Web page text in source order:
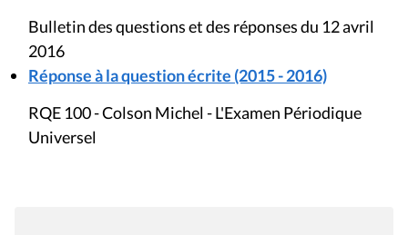
Bulletin des questions et des réponses du 12 avril
2016
Réponse à la question écrite (2015 - 2016)
RQE 100 - Colson Michel - L'Examen Périodique
Universel